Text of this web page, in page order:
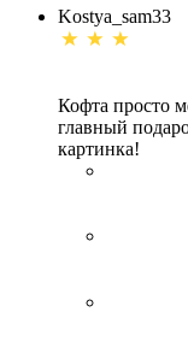
Kostya_sam33
Кофта просто
главный
картинка!